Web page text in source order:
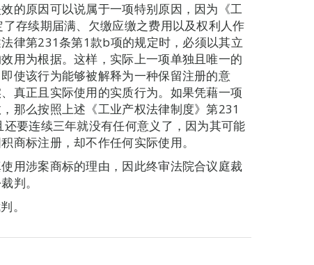
的原因可以说属于一项特别原因，因为《工
存续期届满、欠缴应缴之费用以及权利人作
律第231条第1款b项的规定时，必须以其立
用为根据。这样，实际上一项单独且唯一的
使该行为能够被解释为一种保留注册的意
真正且实际使用的实质行为。如果凭藉一项
那么按照上述《工业产权法律制度》第231
要连续三年就没有任何意义了，因为其可能
商标注册，却不作任何实际使用。
用涉案商标的理由，因此终审法院合议庭裁
判。
。